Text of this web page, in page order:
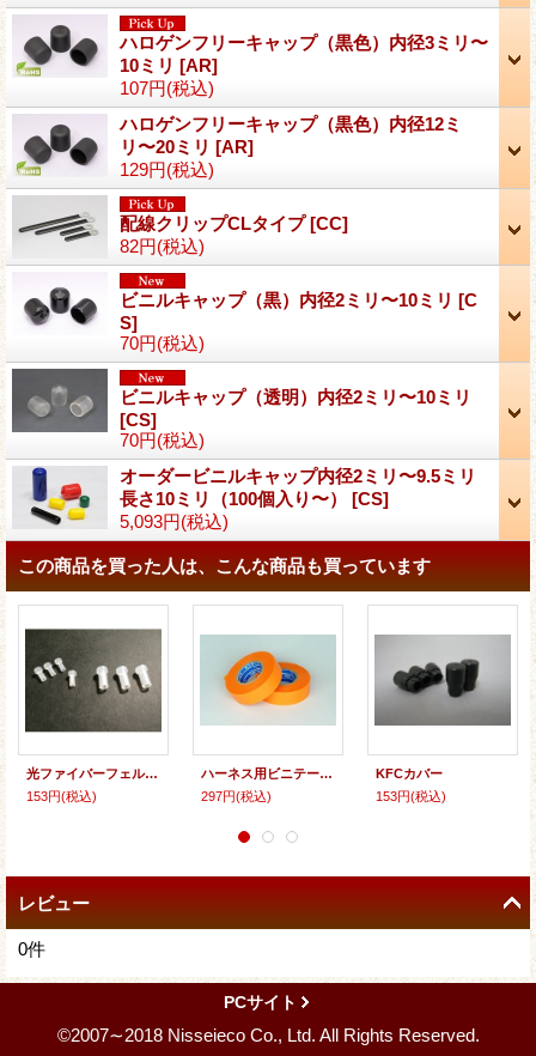
ハロゲンフリーキャップ（黒色）内径3ミリ〜
10ミリ [AR]
107円(税込)
ハロゲンフリーキャップ（黒色）内径12ミ
リ〜20ミリ [AR]
129円(税込)
配線クリップCLタイプ[CC]
82円(税込)
ビニルキャップ（黒）内径2ミリ〜10ミリ [C
S]
70円(税込)
ビニルキャップ（透明）内径2ミリ〜10ミリ
[CS]
70円(税込)
オーダービニルキャップ内径2ミリ〜9.5ミリ
長さ10ミリ（100個入り〜） [CS]
5,093円(税込)
この商品を買った人は、こんな商品も買っています
光ファイバーフェルールキャップ（PE：ポリエチレン素材）
153円(税込)
ハーネス用ビニテープ(橙)
297円(税込)
KFCカバー
153円(税込)
レビュー
0件
PCサイト
©2007∼2018 Nisseieco Co., Ltd. All Rights Reserved.